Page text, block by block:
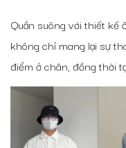
Quần suông với thiết kế
không chỉ mang lại sự
điểm ở chân, đồng thời